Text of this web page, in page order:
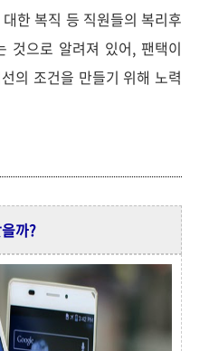
한 복직 등 직원들의 복리후
것으로 알려져 있어, 팬택이
의 조건을 만들기 위해 노력
까?